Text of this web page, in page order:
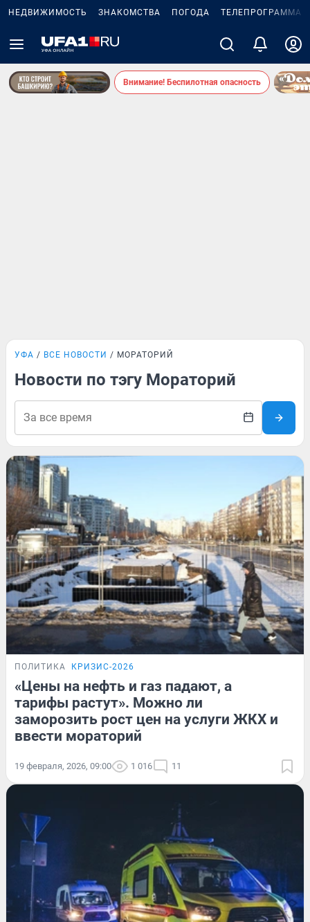
НЕДВИЖИМОСТЬ ЗНАКОМСТВА ПОГОДА ТЕЛЕПРОГРАММА
Внимание! Беспилотная опасность
УФА ВСЕ НОВОСТИ МОРАТОРИЙ
Новости по тэгу Мораторий
ПОЛИТИКА КРИЗИС-2026
«Цены на нефть и газ падают, а
тарифы растут». Можно ли
заморозить рост цен на услуги ЖКХ и
ввести мораторий
19 февраля, 2026, 09:00 1 016 11